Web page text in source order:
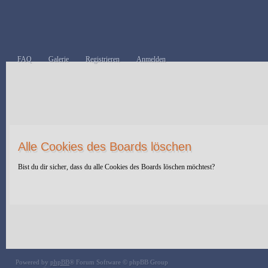
FAQ Galerie Registrieren Anmelden
Alle Cookies des Boards löschen
Bist du dir sicher, dass du alle Cookies des Boards löschen möchtest?
Powered by phpBB® Forum Software © phpBB Group